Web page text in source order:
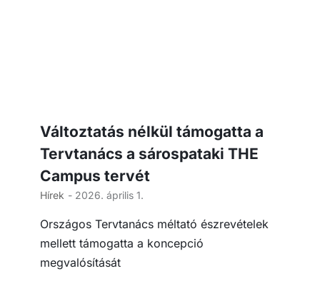
Változtatás nélkül támogatta a
Tervtanács a sárospataki THE
Campus tervét
Hírek - 2026. április 1.
Országos Tervtanács méltató észrevételek
mellett támogatta a koncepció
megvalósítását